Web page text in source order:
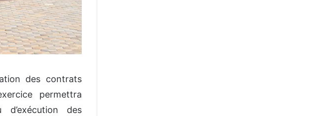
des contrats
permettra
des